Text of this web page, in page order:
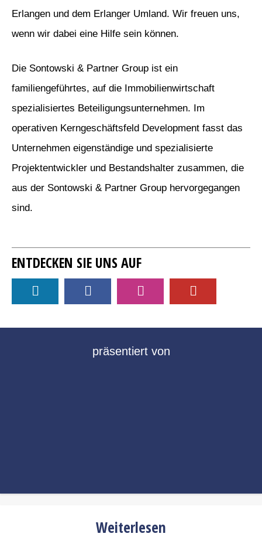
Erlangen und dem Erlanger Umland. Wir freuen uns,
wenn wir dabei eine Hilfe sein können.
Die Sontowski & Partner Group ist ein
familiengeführtes, auf die Immobilienwirtschaft
spezialisiertes Beteiligungsunternehmen. Im
operativen Kerngeschäftsfeld Development fasst das
Unternehmen eigenständige und spezialisierte
Projektentwickler und Bestandshalter zusammen, die
aus der Sontowski & Partner Group hervorgegangen
sind.
ENTDECKEN SIE UNS AUF
präsentiert von
Weiterlesen